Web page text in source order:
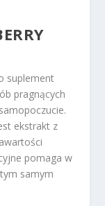
suplement
pragnących
ekstrakt z
pomaga w
samym